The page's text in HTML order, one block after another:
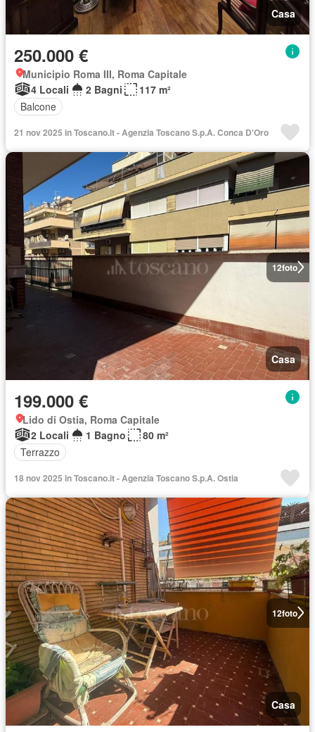
Casa
250.000 €
Municipio Roma III, Roma Capitale
4 Locali
2 Bagni
117 m²
Balcone
21 nov 2025 in Toscano.it - Agenzia Toscano S.p.A. Conca D'Oro
12foto
Casa
199.000 €
Lido di Ostia, Roma Capitale
2 Locali
1 Bagno
80 m²
Terrazzo
18 nov 2025 in Toscano.it - Agenzia Toscano S.p.A. Ostia
12foto
Casa